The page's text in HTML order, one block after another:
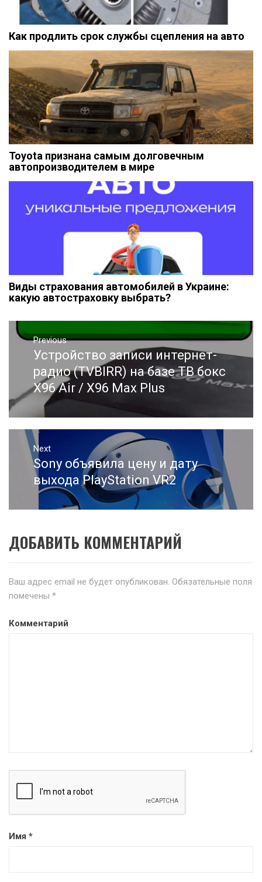
Как продлить срок службы сцепления на авто
Toyota признана самым долговечным
автопроизводителем в мире
Виды страхования автомобилей в Украине:
какую автостраховку выбрать?
Навигация
записям
Previous
Previous
post:
Устройство записи интернет-
радио (TVBIRR) на базе ТВ бокс
X96 Air / X96 Max Plus
Next
Next
post:
Sony объявила цену и дату
выхода PlayStation VR2
ДОБАВИТЬ КОММЕНТАРИЙ
Ваш адрес email не будет опубликован. Обязательные поля
помечены *
Комментарий
Имя *